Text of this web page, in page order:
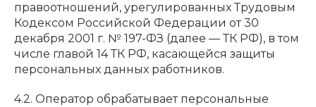
правоотношений, урегулированных Трудовым
Кодексом Российской Федерации от 30
декабря 2001 г. № 197-ФЗ (далее — ТК РФ), в том
числе главой 14 ТК РФ, касающейся защиты
персональных данных работников.
4.2. Оператор обрабатывает персональные